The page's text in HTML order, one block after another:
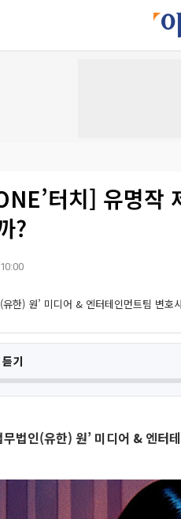
터치] 유명작
?
유한) 원’ 미디어 & 엔터테인먼트팀 변호
기
무법인(유한) 원’ 미디어 & 엔터